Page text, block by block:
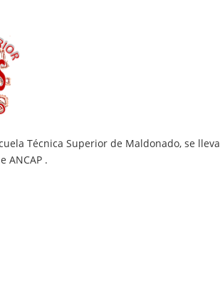
Técnica Superior de Maldonado, se
ANCAP .